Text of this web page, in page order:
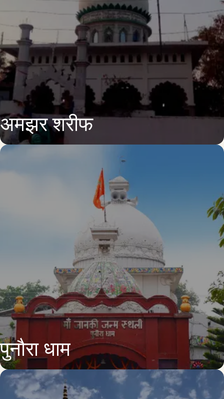
अमझर शरीफ
पुनौरा धाम